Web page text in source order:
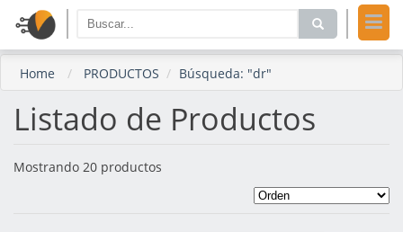
Home PRODUCTOS Búsqueda: "dr"
Listado de Productos
Mostrando 20 productos